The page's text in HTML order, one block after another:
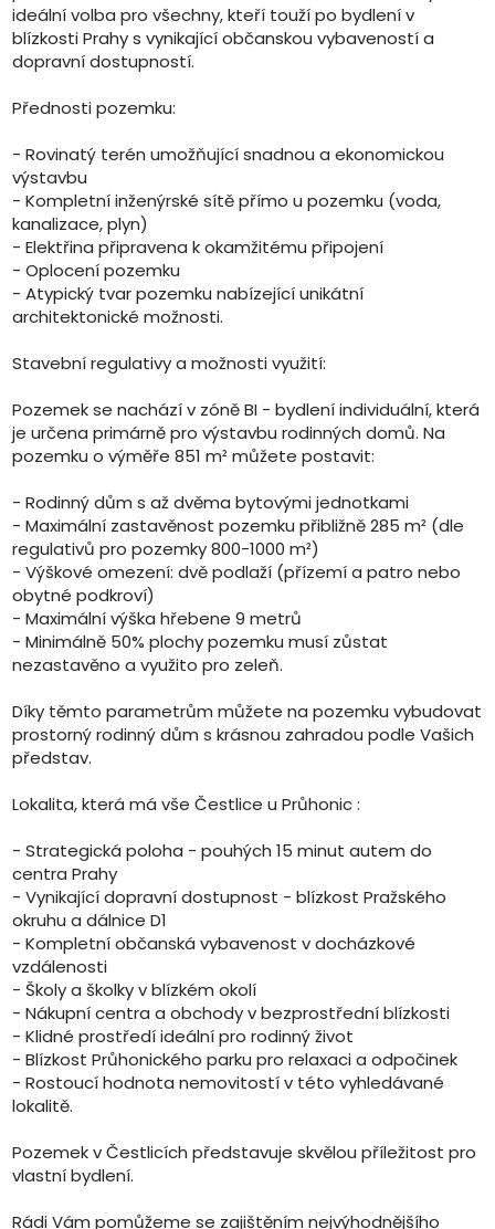
ideální volba pro všechny, kteří touží po bydlení v
blízkosti Prahy s vynikající občanskou vybaveností a
dopravní dostupností.
Přednosti pozemku:
- Rovinatý terén umožňující snadnou a ekonomickou
výstavbu
- Kompletní inženýrské sítě přímo u pozemku (voda,
kanalizace, plyn)
- Elektřina připravena k okamžitému připojení
- Oplocení pozemku
- Atypický tvar pozemku nabízející unikátní
architektonické možnosti.
Stavební regulativy a možnosti využití:
Pozemek se nachází v zóně BI - bydlení individuální, která
je určena primárně pro výstavbu rodinných domů. Na
pozemku o výměře 851 m² můžete postavit:
- Rodinný dům s až dvěma bytovými jednotkami
- Maximální zastavěnost pozemku přibližně 285 m² (dle
regulativů pro pozemky 800-1000 m²)
- Výškové omezení: dvě podlaží (přízemí a patro nebo
obytné podkroví)
- Maximální výška hřebene 9 metrů
- Minimálně 50% plochy pozemku musí zůstat
nezastavěno a využito pro zeleň.
Díky těmto parametrům můžete na pozemku vybudovat
prostorný rodinný dům s krásnou zahradou podle Vašich
představ.
Lokalita, která má vše Čestlice u Průhonic :
- Strategická poloha - pouhých 15 minut autem do
centra Prahy
- Vynikající dopravní dostupnost - blízkost Pražského
okruhu a dálnice D1
- Kompletní občanská vybavenost v docházkové
vzdálenosti
- Školy a školky v blízkém okolí
- Nákupní centra a obchody v bezprostřední blízkosti
- Klidné prostředí ideální pro rodinný život
- Blízkost Průhonického parku pro relaxaci a odpočinek
- Rostoucí hodnota nemovitostí v této vyhledávané
lokalitě.
Pozemek v Čestlicích představuje skvělou příležitost pro
vlastní bydlení.
Rádi Vám pomůžeme se zajištěním nejvýhodnějšího